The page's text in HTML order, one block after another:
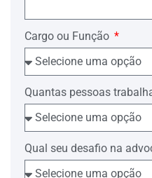
indicando para
interesses o
Requer-se a
impugnada,
expostas em
RELAÇÃO
QUE INSTRUEM
CONFORME
Cargo ou Função
Quantas pessoas
Qual seu desafio na